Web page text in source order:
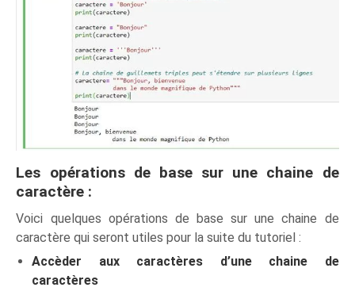
Les opérations de base sur une chaine de
caractère :
Voici quelques opérations de base sur une chaine de
caractère qui seront utiles pour la suite du tutoriel :
Accèder aux caractères d’une chaine de
caractères